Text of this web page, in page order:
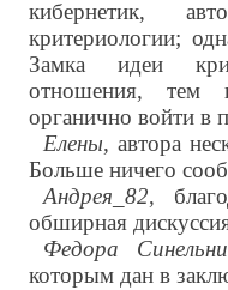
кибернетик,
критериологии;
Замка идеи
отношения, тем
органично войти в
Елены, автора
Больше ничего
Андрея_82,
обширная
Федора
которым дан в